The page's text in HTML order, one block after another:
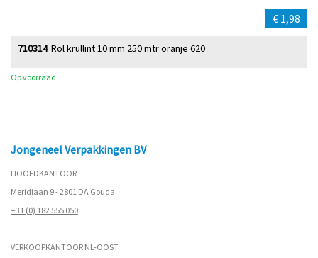
€ 1,98
Rol krullint 10 mm 250 mtr oranje 620
710314
Op voorraad
Jongeneel Verpakkingen BV
HOOFDKANTOOR
Meridiaan 9 - 2801 DA Gouda
+31 (0) 182 555 050
VERKOOPKANTOOR NL-OOST